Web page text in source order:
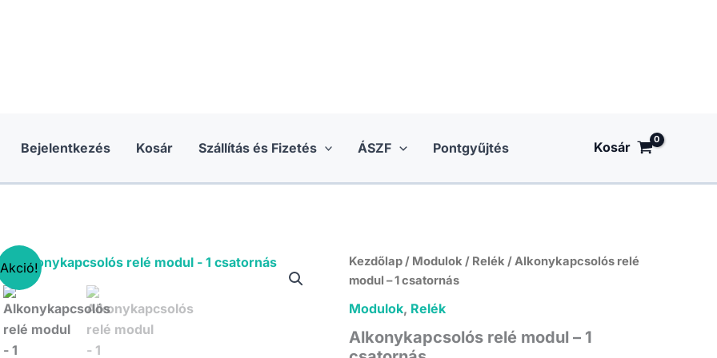
Bejelentkezés Kosár Szállítás és Fizetés ÁSZF Pontgyűjtés Kosár
Akció! Kezdőlap/ Modulok / Relék / Alkonykapcsolós relé
modul – 1 csatornás
Modulok, Relék
Alkonykapcsolós relé modul – 1